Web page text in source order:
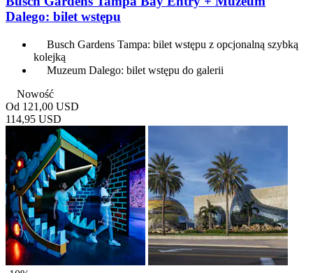
Dalego: bilet wstępu
Busch Gardens Tampa: bilet wstępu z opcjonalną szybką
kolejką
Muzeum Dalego: bilet wstępu do galerii
Nowość
Od 121,00 USD
114,95 USD